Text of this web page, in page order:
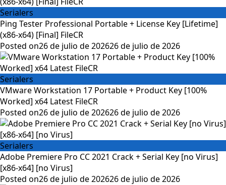
Serialers
Ping Tester Professional Portable + License Key [Lifetime]
(x86-x64) [Final] FileCR
Posted on26 de julio de 202626 de julio de 2026
Serialers
VMware Workstation 17 Portable + Product Key [100%
Worked] x64 Latest FileCR
Posted on26 de julio de 202626 de julio de 2026
Serialers
Adobe Premiere Pro CC 2021 Crack + Serial Key [no Virus]
[x86-x64] [no Virus]
Posted on26 de julio de 202626 de julio de 2026